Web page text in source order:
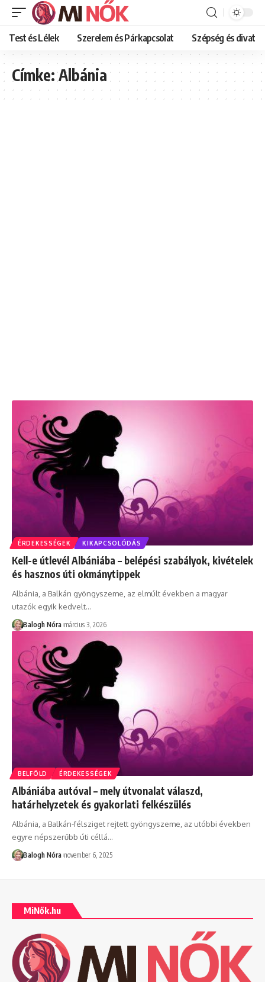
Test és Lélek Szerelem és Párkapcsolat Szépség és divat
Címke:Albánia
ÉRDEKESSÉGEK KIKAPCSOLÓDÁS
Kell-e útlevél Albániába – belépési szabályok, kivételek
és hasznos úti okmánytippek
Albánia, a Balkán gyöngyszeme, az elmúlt években a magyar
utazók egyik kedvelt…
Balogh Nóra március 3, 2026
BELFÖLD ÉRDEKESSÉGEK
Albániába autóval – mely útvonalat válaszd,
határhelyzetek és gyakorlati felkészülés
Albánia, a Balkán-félsziget rejtett gyöngyszeme, az utóbbi években
egyre népszerűbb úti céllá…
Balogh Nóra november 6, 2025
MiNők.hu